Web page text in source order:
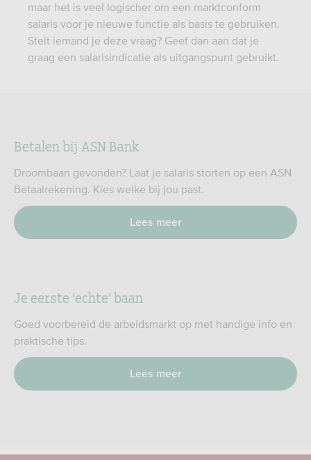
maar het is veel logischer om een marktconform
salaris voor je nieuwe functie als basis te gebruiken.
Stelt iemand je deze vraag? Geef dan aan dat je
graag een salarisindicatie als uitgangspunt gebruikt.
Betalen bij ASN Bank
Droombaan gevonden? Laat je salaris storten op een ASN
Betaalrekening. Kies welke bij jou past.
Lees meer
Je eerste 'echte' baan
Goed voorbereid de arbeidsmarkt op met handige info en
praktische tips.
Lees meer